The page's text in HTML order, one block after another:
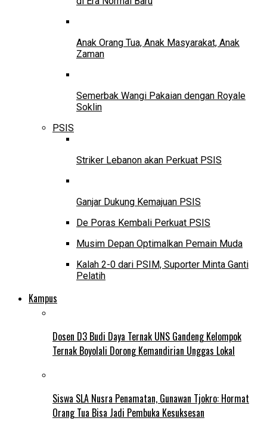
Anak Orang Tua, Anak Masyarakat, Anak
Zaman
Semerbak Wangi Pakaian dengan Royale
Soklin
PSIS
Striker Lebanon akan Perkuat PSIS
Ganjar Dukung Kemajuan PSIS
De Poras Kembali Perkuat PSIS
Musim Depan Optimalkan Pemain Muda
Kalah 2-0 dari PSIM, Suporter Minta Ganti
Pelatih
Kampus
Dosen D3 Budi Daya Ternak UNS Gandeng Kelompok
Ternak Boyolali Dorong Kemandirian Unggas Lokal
Siswa SLA Nusra Penamatan, Gunawan Tjokro: Hormat
Orang Tua Bisa Jadi Pembuka Kesuksesan